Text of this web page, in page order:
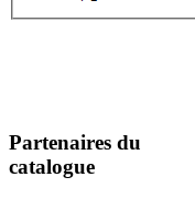
Partenaires du
catalogue